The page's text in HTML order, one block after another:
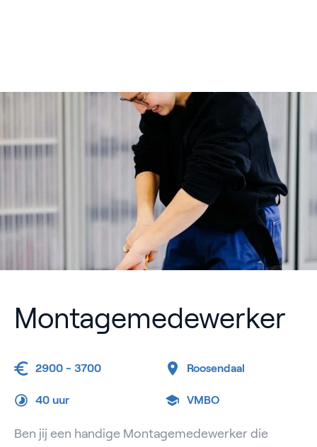
Montagemedewerker
2900 - 3700 Roosendaal
40 uur VMBO
Ben jij een handige Montagemedewerker die